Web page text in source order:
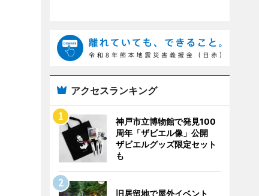
アクセスランキング
神戸市立博物館で発見100
周年「ザビエル像」公開
ザビエルグッズ限定セット
も
旧居留地で屋外イベント